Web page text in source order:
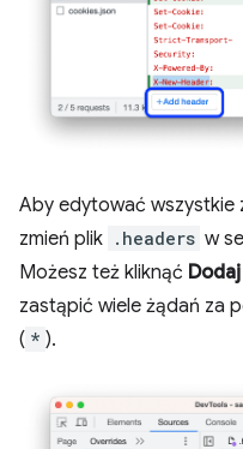
Aby edytować wszystkie
zmień plik .headers w
Możesz też kliknąć
zastąpić wiele żądań za
( * ).